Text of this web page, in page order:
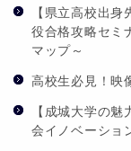
【県立高校出
役合格攻略セミ
マップ～
高校生必見！映
【成城大学の
会イノベーショ